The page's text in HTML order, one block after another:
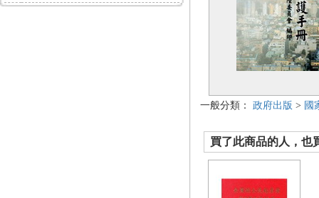
一般分類： 政府出版 > 國
買了此商品的人，也